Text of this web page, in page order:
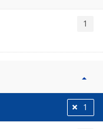
1
1